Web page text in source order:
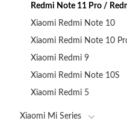
Redmi Note 11 Pro /
Xiaomi Redmi Note 10
Xiaomi Redmi Note 10
Xiaomi Redmi 9
Xiaomi Redmi Note 10S
Xiaomi Redmi 5
Xiaomi Mi Series